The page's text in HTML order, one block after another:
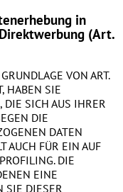
in
(Art.
VON ART.
HABEN SIE
DIE SICH AUS IHRER
DIE
DATEN
AUCH FÜR EIN AUF
DIE
EINE
SIE DIESER